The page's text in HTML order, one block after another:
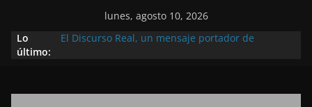
lunes, agosto 10, 2026
Lo
último:
El Discurso Real, un mensaje portador de
Extranjero: al servicio de los grandes proyectos de